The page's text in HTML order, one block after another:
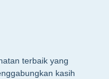
terbaik yang
kasih